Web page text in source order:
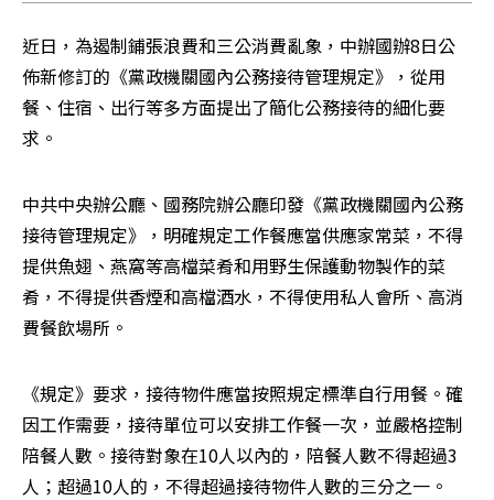
近日，為遏制鋪張浪費和三公消費亂象，中辦國辦8日公
佈新修訂的《黨政機關國內公務接待管理規定》，從用
餐、住宿、出行等多方面提出了簡化公務接待的細化要
求。
中共中央辦公廳、國務院辦公廳印發《黨政機關國內公務
接待管理規定》，明確規定工作餐應當供應家常菜，不得
提供魚翅、燕窩等高檔菜肴和用野生保護動物製作的菜
肴，不得提供香煙和高檔酒水，不得使用私人會所、高消
費餐飲場所。
《規定》要求，接待物件應當按照規定標準自行用餐。確
因工作需要，接待單位可以安排工作餐一次，並嚴格控制
陪餐人數。接待對象在10人以內的，陪餐人數不得超過3
人；超過10人的，不得超過接待物件人數的三分之一。